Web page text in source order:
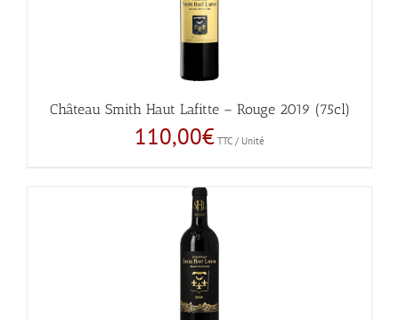
Château Smith Haut Lafitte – Rouge 2019 (75cl)
110,00€ TTC / Unité